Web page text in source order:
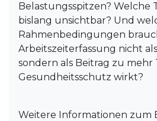
Belastungsspitzen? Welche
bislang unsichtbar? Und
Rahmenbedingungen
Arbeitszeiterfassung nicht
sondern als Beitrag zu mehr
Gesundheitsschutz wirkt?
Weitere Informationen zum